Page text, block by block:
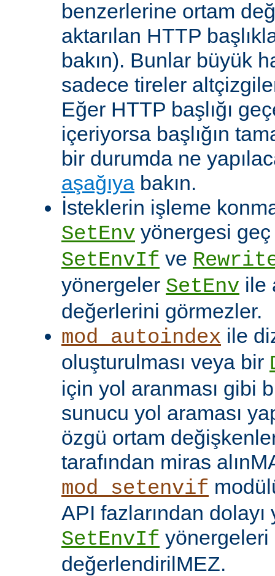
benzerlerine ortam
aktarılan HTTP
bakın). Bunlar büyük
sadece tireler
Eğer HTTP başlığı
içeriyorsa başlığın
bir durumda ne
aşağıya bakın.
İsteklerin işleme
SetEnv yönergesi geç
SetEnvIf ve
yönergeler SetEnv ile
değerlerini görmezler.
mod_autoindex ile
oluşturulması veya bir
için yol aranması gibi
sunucu yol araması
özgü ortam
tarafından miras
mod_setenvif
API fazlarından
SetEnvIf yönergeleri
değerlendirilMEZ.